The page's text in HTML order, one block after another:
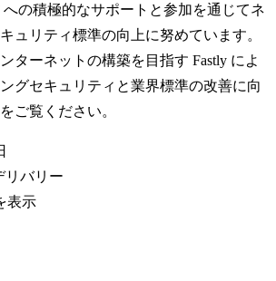
への積極的なサポートと参加を通じてネ
ュリティ標準の向上に努めています。
ターネットの構築を目指す Fastly によ
グセキュリティと業界標準の改善に向
ご覧ください。
リバリー
表示